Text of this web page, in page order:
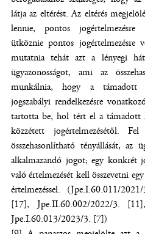
látja az eltérést. Az eltérés
lennie, pontos
ütköznie pontos jogértelmezésre
mutatnia tehát azt a lényegi
ügyazonosságot, ami az
munkálnia, hogy a támadott
jogszabályi rendelkezésre
tartotta be, hol tért el a támadott
közzétett jogértelmezésétől.
összehasonlítható tényállását, az
alkalmazandó jogot; egy konkrét
való értelmezését kell összevetni
értelmezéssel. (Jpe.I.60.011/
[17], Jpe.II.60.002/2022/3.
Jpe.I.60.013/2023/3. [7])